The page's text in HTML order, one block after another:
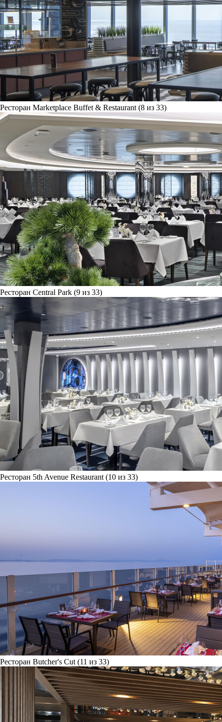
Ресторан Marketplace Buffet & Restaurant (8 из 33)
Ресторан Central Park (9 из 33)
Ресторан 5th Avenue Restaurant (10 из 33)
Ресторан Butcher's Cut (11 из 33)